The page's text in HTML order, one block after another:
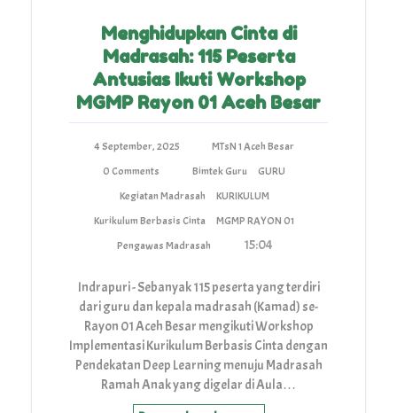
Menghidupkan Cinta di
Madrasah: 115 Peserta
Antusias Ikuti Workshop
MGMP Rayon 01 Aceh Besar
4 September, 2025
MTsN 1 Aceh Besar
0 Comments
Bimtek Guru
GURU
Kegiatan Madrasah
KURIKULUM
Kurikulum Berbasis Cinta
MGMP RAYON 01
Pengawas Madrasah
15:04
Indrapuri - Sebanyak 115 peserta yang terdiri
dari guru dan kepala madrasah (Kamad) se-
Rayon 01 Aceh Besar mengikuti Workshop
Implementasi Kurikulum Berbasis Cinta dengan
Pendekatan Deep Learning menuju Madrasah
Ramah Anak yang digelar di Aula…